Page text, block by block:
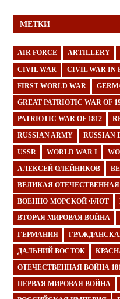
МЕТКИ
AIR FORCE ARTILLERY
CIVIL WAR CIVIL WAR IN
FIRST WORLD WAR
GREAT PATRIOTIC WAR OF
PATRIOTIC WAR OF 1812
RUSSIAN ARMY RUSSIAN
USSR WORLD WAR I
АЛЕКСЕЙ ОЛЕЙНИКОВ
ВЕЛИКАЯ ОТЕЧЕСТВЕННАЯ
ВОЕННО-МОРСКОЙ ФЛОТ
ВТОРАЯ МИРОВАЯ ВОЙНА
ГЕРМАНИЯ
ДАЛЬНИЙ ВОСТОК
ОТЕЧЕСТВЕННАЯ ВОЙНА
ПЕРВАЯ МИРОВАЯ ВОЙНА